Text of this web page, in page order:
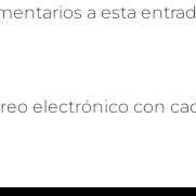
a esta
electrónico con